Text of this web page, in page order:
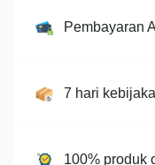
Pembayaran
7 hari
100% produk